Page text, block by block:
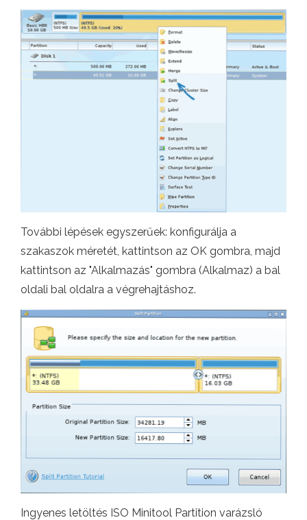
További lépések egyszerűek: konfigurálja a
szakaszok méretét, kattintson az OK gombra, majd
kattintson az "Alkalmazás" gombra (Alkalmaz) a bal
oldali bal oldalra a végrehajtáshoz.
Ingyenes letöltés ISO Minitool Partition varázsló